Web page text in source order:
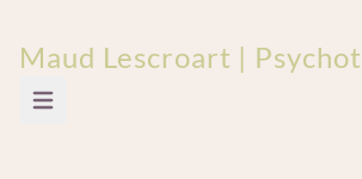
Maud Lescroart |
Ouvrir le menu principal